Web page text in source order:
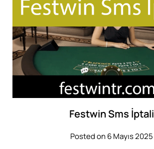
Festwin Sms İptali
Posted on 6 Mayıs 2025